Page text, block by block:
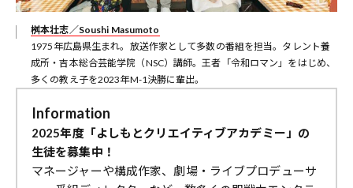
桝本壮志／Soushi Masumoto
1975年広島県生まれ。放送作家として多数の番組を担当。タレント養
成所・吉本総合芸能学院（NSC）講師。王者「令和ロマン」をはじめ、
多くの教え子を2023年M-1決勝に輩出。
Information
2025年度「よしもとクリエイティブアカデミー」の
生徒を募集中！
マネージャーや構成作家、劇場・ライブプロデューサ